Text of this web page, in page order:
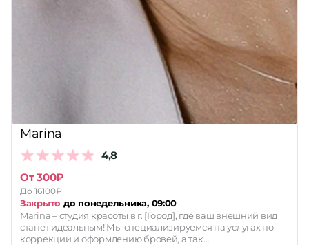
Применить
Сбросить
Marina
4,8
От 300₽
До 16100₽
Закрыто до понедельника, 09:00
Marina – студия красоты в г. [Город], где ваш внешний вид
станет идеальным! Мы специализируемся на услугах по
коррекции и оформлению бровей, а так…